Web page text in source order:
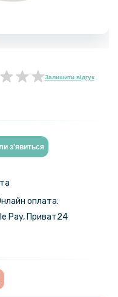
Залишити відгук
з'явиться
оплата:
Pay, Приват24